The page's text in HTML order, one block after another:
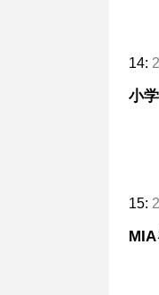
14:
小
15: